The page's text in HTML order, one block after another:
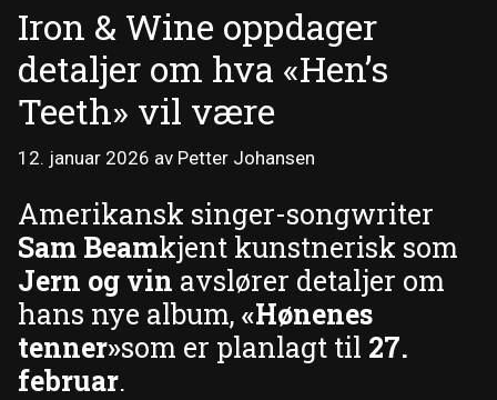
Iron & Wine oppdager
detaljer om hva «Hen’s
Teeth» vil være
12. januar 2026 av Petter Johansen
Amerikansk singer-songwriter
Sam Beamkjent kunstnerisk som
Jern og vin avslører detaljer om
hans nye album, «Hønenes
tenner»som er planlagt til 27.
februar.